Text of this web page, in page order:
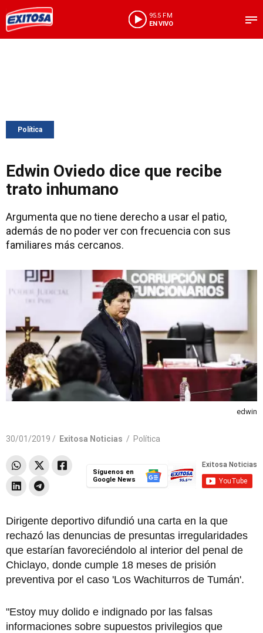
95.5 FM
EN VIVO
Política
Edwin Oviedo dice que recibe
trato inhumano
Argumenta que no tiene derecho a usar el patio,
además de no poder ver con frecuencia con sus
familiares más cercanos.
edwin
30/01/2019 / Exitosa Noticias / Política
Síguenos en
Google News
Dirigente deportivo difundió una carta en la que
rechazó las denuncias de presuntas irregularidades
que estarían favoreciéndolo al interior del penal de
Chiclayo, donde cumple 18 meses de prisión
preventiva por el caso 'Los Wachiturros de Tumán'.
"Estoy muy dolido e indignado por las falsas
informaciones sobre supuestos privilegios que